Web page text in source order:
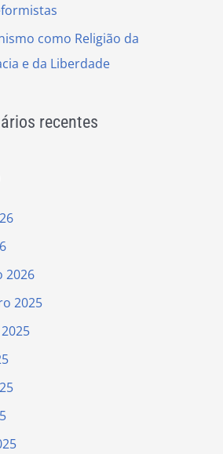
como Religião da
e da Liberdade
recentes
2026
2025